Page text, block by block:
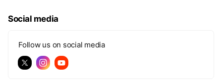
Social media
Follow us on social media